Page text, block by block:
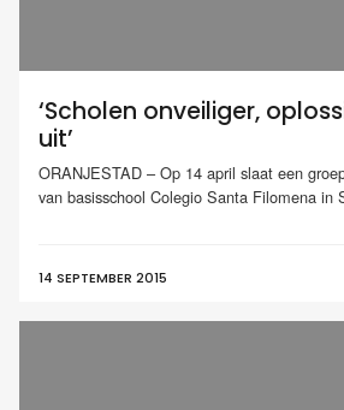
‘Scholen onveiliger,
uit’
ORANJESTAD – Op 14 april slaat een
van basisschool Colegio Santa Filomena in
14 SEPTEMBER 2015